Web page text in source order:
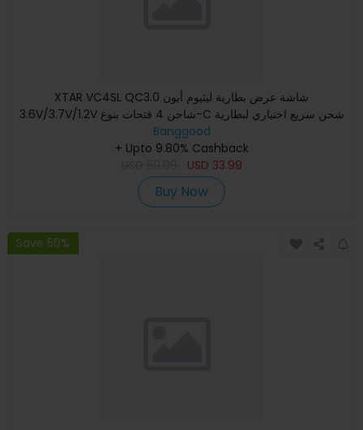
XTAR VC4SL QC3.0 شاشة عرض بطارية ليثيوم أيون
3.6V/3.7V/1.2V شاحن 4 فتحات بنوع-C شحن سريع اختياري لبطارية
18650/21700 AAA
Banggood
+ Upto 9.80% Cashback
USD 33.99
Buy Now
Save 50%